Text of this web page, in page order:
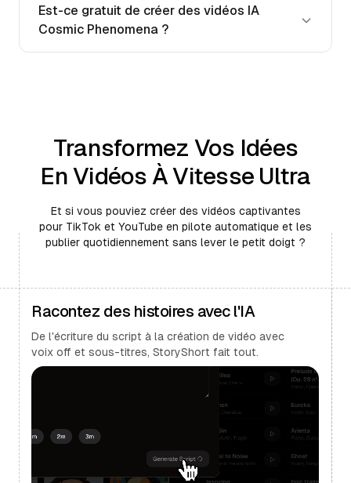
Est-ce gratuit de créer des vidéos IA
Cosmic Phenomena ?
Transformez Vos Idées
En Vidéos À Vitesse Ultra
Et si vous pouviez créer des vidéos captivantes
pour TikTok et YouTube en pilote automatique et les
publier quotidiennement sans lever le petit doigt ?
Racontez des histoires avec l'IA
De l'écriture du script à la création de vidéo avec
voix off et sous-titres, StoryShort fait tout.